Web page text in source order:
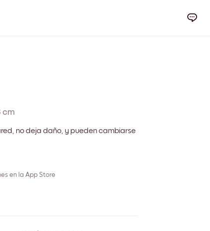
cm
no deja daño, y pueden cambiarse
en la App Store